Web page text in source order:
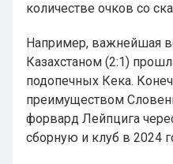
количестве очков со
Например, важнейшая
Казахстаном (2:1)
подопечных Кека.
преимуществом
форвард Лейпцига
сборную и клуб в 2024